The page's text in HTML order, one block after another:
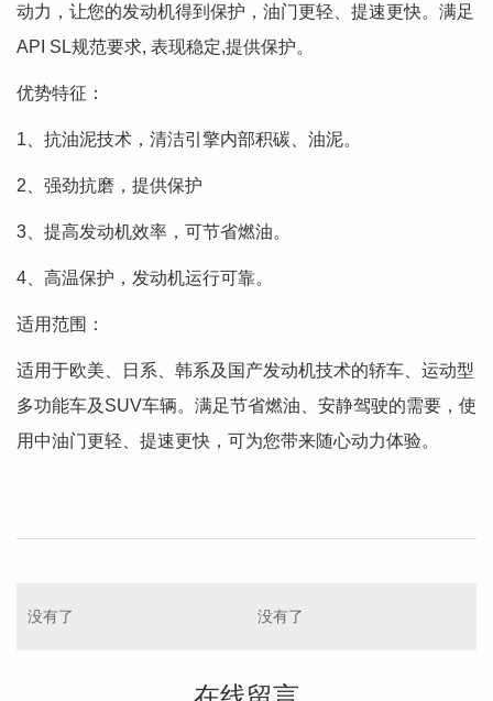
动力，让您的发动机得到保护，油门更轻、提速更快。满足
API SL规范要求, 表现稳定,提供保护。
优势特征：
1、抗油泥技术，清洁引擎内部积碳、油泥。
2、强劲抗磨，提供保护
3、提高发动机效率，可节省燃油。
4、高温保护，发动机运行可靠。
适用范围：
适用于欧美、日系、韩系及国产发动机技术的轿车、运动型
多功能车及SUV车辆。满足节省燃油、安静驾驶的需要，使
用中油门更轻、提速更快，可为您带来随心动力体验。
没有了 没有了